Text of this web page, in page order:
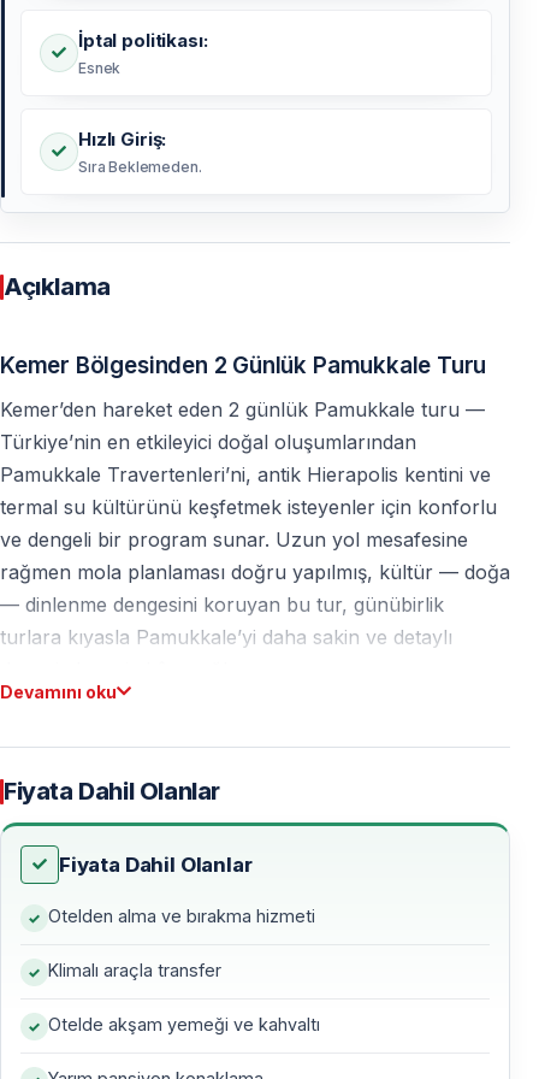
İptal politikası:
Esnek
Hızlı Giriş:
Sıra Beklemeden.
Açıklama
Kemer Bölgesinden 2 Günlük Pamukkale Turu
Kemer’den hareket eden 2 günlük Pamukkale turu —
Türkiye’nin en etkileyici doğal oluşumlarından
Pamukkale Travertenleri’ni, antik Hierapolis kentini ve
termal su kültürünü keşfetmek isteyenler için konforlu
ve dengeli bir program sunar. Uzun yol mesafesine
rağmen mola planlaması doğru yapılmış, kültür — doğa
— dinlenme dengesini koruyan bu tur, günübirlik
turlara kıyasla Pamukkale’yi daha sakin ve detaylı
— Kemer bölgesindeki otellerden sabah erken saatlerde
alınış
— Klimalı ve konforlu araçlarla kara yolculuğu
— 1 gece konaklamalı program
— Profesyonel rehberlik hizmeti
— Zaman baskısı olmadan Pamukkale ve Hierapolis
gezisi
1. Gün — Kemer’den Pamukkale’ye Yolculuk
Devamını oku
Fiyata Dahil Olanlar
Fiyata Dahil Olanlar
Otelden alma ve bırakma hizmeti
Klimalı araçla transfer
Otelde akşam yemeği ve kahvaltı